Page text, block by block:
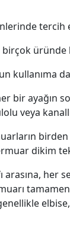
tercih
üründe
ayağın sol
veya
dikim
arasına,